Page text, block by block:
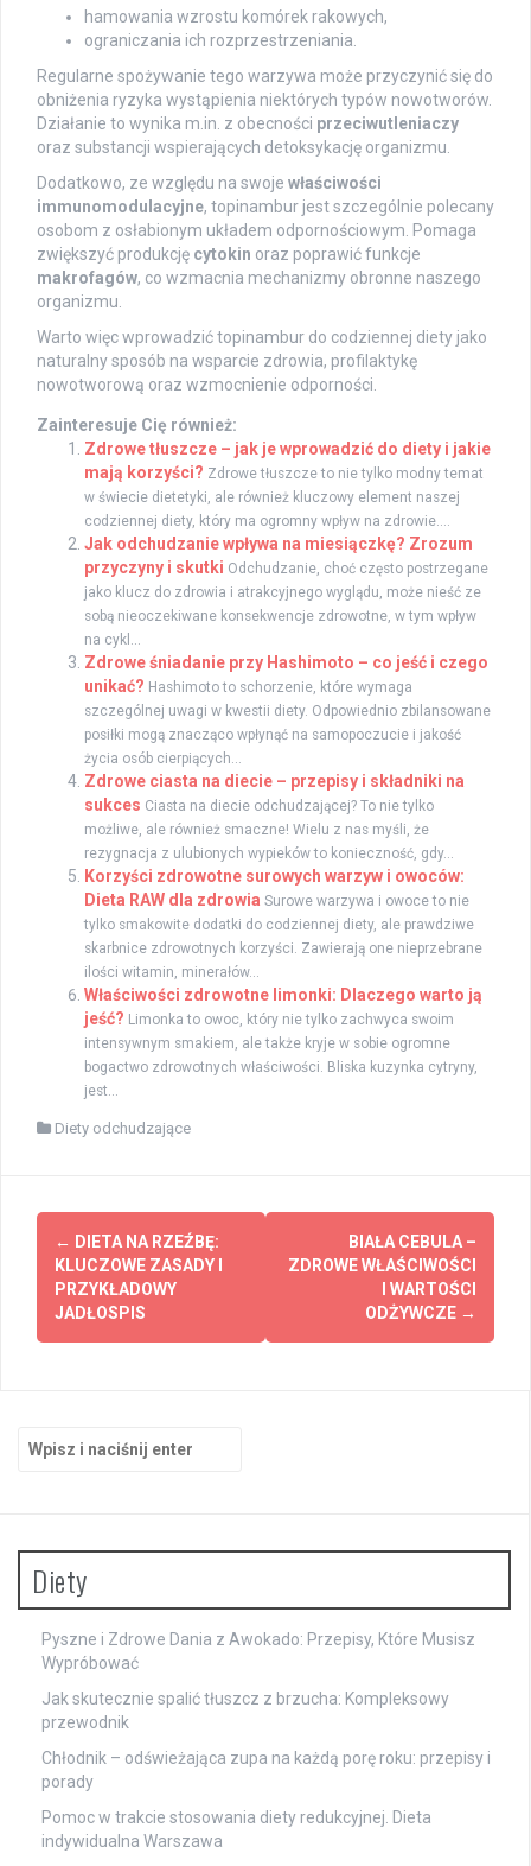
hamowania wzrostu komórek rakowych,
ograniczania ich rozprzestrzeniania.
Regularne spożywanie tego warzywa może przyczynić się do
obniżenia ryzyka wystąpienia niektórych typów nowotworów.
Działanie to wynika m.in. z obecności przeciwutleniaczy
oraz substancji wspierających detoksykację organizmu.
Dodatkowo, ze względu na swoje właściwości
immunomodulacyjne, topinambur jest szczególnie polecany
osobom z osłabionym układem odpornościowym. Pomaga
zwiększyć produkcję cytokin oraz poprawić funkcje
makrofagów, co wzmacnia mechanizmy obronne naszego
organizmu.
Warto więc wprowadzić topinambur do codziennej diety jako
naturalny sposób na wsparcie zdrowia, profilaktykę
nowotworową oraz wzmocnienie odporności.
Zainteresuje Cię również:
Zdrowe tłuszcze – jak je wprowadzić do diety i jakie
mają korzyści? Zdrowe tłuszcze to nie tylko modny temat
w świecie dietetyki, ale również kluczowy element naszej
codziennej diety, który ma ogromny wpływ na zdrowie....
Jak odchudzanie wpływa na miesiączkę? Zrozum
przyczyny i skutki Odchudzanie, choć często postrzegane
jako klucz do zdrowia i atrakcyjnego wyglądu, może nieść ze
sobą nieoczekiwane konsekwencje zdrowotne, w tym wpływ
na cykl...
Zdrowe śniadanie przy Hashimoto – co jeść i czego
unikać? Hashimoto to schorzenie, które wymaga
szczególnej uwagi w kwestii diety. Odpowiednio zbilansowane
posiłki mogą znacząco wpłynąć na samopoczucie i jakość
życia osób cierpiących...
Zdrowe ciasta na diecie – przepisy i składniki na
sukces Ciasta na diecie odchudzającej? To nie tylko
możliwe, ale również smaczne! Wielu z nas myśli, że
rezygnacja z ulubionych wypieków to konieczność, gdy...
Korzyści zdrowotne surowych warzyw i owoców:
Dieta RAW dla zdrowia Surowe warzywa i owoce to nie
tylko smakowite dodatki do codziennej diety, ale prawdziwe
skarbnice zdrowotnych korzyści. Zawierają one nieprzebrane
ilości witamin, minerałów...
Właściwości zdrowotne limonki: Dlaczego warto ją
jeść? Limonka to owoc, który nie tylko zachwyca swoim
intensywnym smakiem, ale także kryje w sobie ogromne
bogactwo zdrowotnych właściwości. Bliska kuzynka cytryny,
jest...
Diety odchudzające
Zobacz
wpisy
← DIETA NA RZEŹBĘ:
KLUCZOWE ZASADY I
PRZYKŁADOWY
JADŁOSPIS
BIAŁA CEBULA –
ZDROWE WŁAŚCIWOŚCI
I WARTOŚCI
ODŻYWCZE →
Szukaj:
Diety
Pyszne i Zdrowe Dania z Awokado: Przepisy, Które Musisz
Wypróbować
Jak skutecznie spalić tłuszcz z brzucha: Kompleksowy
przewodnik
Chłodnik – odświeżająca zupa na każdą porę roku: przepisy i
porady
Pomoc w trakcie stosowania diety redukcyjnej. Dieta
indywidualna Warszawa